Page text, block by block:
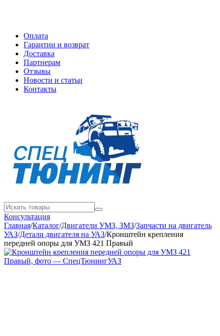
Оплата
Гарантии и возврат
Доставка
Партнерам
Отзывы
Новости и статьи
Контакты
Консультация
Главная/Каталог/Двигатели УМЗ, ЗМЗ/Запчасти на двигатель
УАЗ/Детали двигателя на УАЗ/Кронштейн крепления
передней опоры для УМЗ 421 Правый